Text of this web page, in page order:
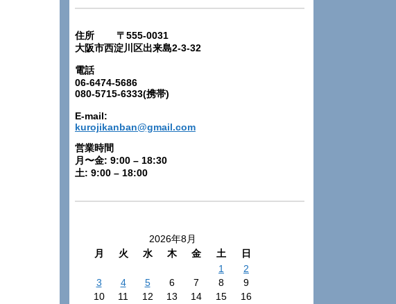
住所 〒555-0031
大阪市西淀川区出来島2-3-32
電話
06-6474-5686
080-5715-6333(携帯)
E-mail:
kurojikanban@gmail.com
営業時間
月〜金: 9:00 – 18:30
土: 9:00 – 18:00
2026年8月
月
火 水 木 金 土
日
1
2
3
4 5 6 7 8
9
10
11 12 13 14 15
16